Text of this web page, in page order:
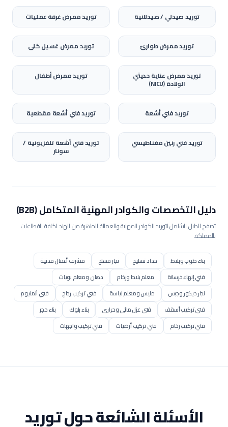
توريدصيدلي / صيدلانية توريدممرض غرفة عمليات
توريدممرض طوارئ توريدممرض غسيل كلى
توريدممرض عناية حديثي
الولادة (NICU)
توريدممرض أطفال
توريدفني أشعة توريدفني أشعة مقطعية
توريدفني رنين مغناطيسي توريدفني أشعة تلفزيونية /
سونار
دليل التخصصات والكوادر المهنية المتكامل (B2B)
تصفح الدليل الشامل لتوريد الكوادر المهنية والعمالة الماهرة من الهند لكافة القطاعات
بالمملكة.
بناء طوب وبلاط حداد تسليح نجار مسلح
مشرف أعمال مدنية
فني إنهاء خرسانة
معلم بلاط ورخام
دهان ومعلم بويات
نجار ديكور وجبس
مليس ومعلم لياسة فني تركيب زجاج
فني ألمنيوم
فني تركيب أسقف
فني عزل مائي وحراري بناء بلوك
بناء حجر
فني تركيب رخام
فني تركيب أرضيات
فني تركيب واجهات
فني شبكات ري
عامل عادي مساعد إنشائي
فني عزل مباني
مساعد مساح مساح أراضي
مراقب موقع مدني
الأسئلة الشائعة حول توريد